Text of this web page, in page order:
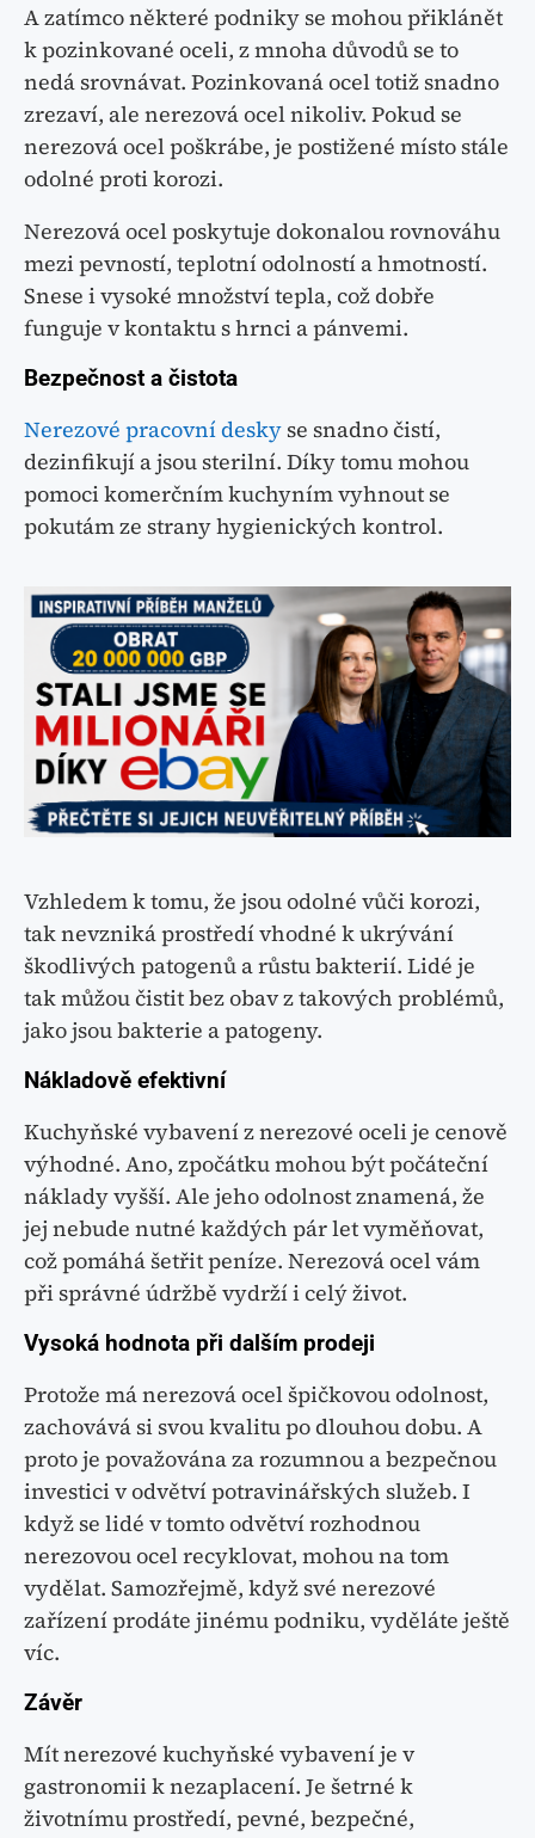
A zatímco některé podniky se mohou přiklánět
k pozinkované oceli, z mnoha důvodů se to
nedá srovnávat. Pozinkovaná ocel totiž snadno
zrezaví, ale nerezová ocel nikoliv. Pokud se
nerezová ocel poškrábe, je postižené místo stále
odolné proti korozi.
Nerezová ocel poskytuje dokonalou rovnováhu
mezi pevností, teplotní odolností a hmotností.
Snese i vysoké množství tepla, což dobře
funguje v kontaktu s hrnci a pánvemi.
Bezpečnost a čistota
Nerezové pracovní desky se snadno čistí,
dezinfikují a jsou sterilní. Díky tomu mohou
pomoci komerčním kuchyním vyhnout se
pokutám ze strany hygienických kontrol.
Vzhledem k tomu, že jsou odolné vůči korozi,
tak nevzniká prostředí vhodné k ukrývání
škodlivých patogenů a růstu bakterií. Lidé je
tak můžou čistit bez obav z takových problémů,
jako jsou bakterie a patogeny.
Nákladově efektivní
Kuchyňské vybavení z nerezové oceli je cenově
výhodné. Ano, zpočátku mohou být počáteční
náklady vyšší. Ale jeho odolnost znamená, že
jej nebude nutné každých pár let vyměňovat,
což pomáhá šetřit peníze. Nerezová ocel vám
při správné údržbě vydrží i celý život.
Vysoká hodnota při dalším prodeji
Protože má nerezová ocel špičkovou odolnost,
zachovává si svou kvalitu po dlouhou dobu. A
proto je považována za rozumnou a bezpečnou
investici v odvětví potravinářských služeb. I
když se lidé v tomto odvětví rozhodnou
nerezovou ocel recyklovat, mohou na tom
vydělat. Samozřejmě, když své nerezové
zařízení prodáte jinému podniku, vyděláte ještě
víc.
Závěr
Mít nerezové kuchyňské vybavení je v
gastronomii k nezaplacení. Je šetrné k
životnímu prostředí, pevné, bezpečné,